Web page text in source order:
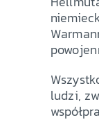
ludzi,